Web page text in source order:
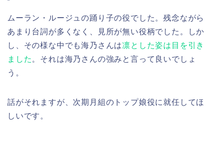
ムーラン・ルージュの踊り子の役でした。残念ながら
あまり台詞が多くなく、見所が無い役柄でした。しか
し、その様な中でも海乃さんは凛とした姿は目を引き
ました 。それは海乃さんの強みと言って良いでしょ
う。
話がそれますが、次期月組のトップ娘役に就任してほ
しいです。